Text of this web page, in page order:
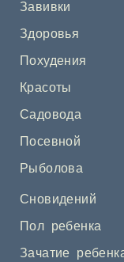
Завивки
Здоровья
Похудения
Красоты
Садовода
Посевной
Рыболова
Сновидений
Пол ребенка
Зачатие